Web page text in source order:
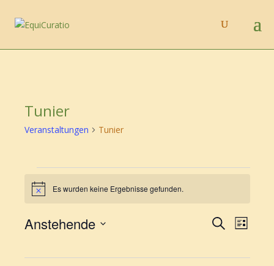
Tunier
Veranstaltungen Tunier
Veranstaltungen
HinweisEs wurden keine Ergebnisse gefunden.
und
SucheListe
Anstehende